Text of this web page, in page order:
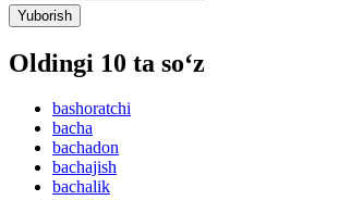
Yuborish
Oldingi 10 ta so‘z
bashoratchi
bacha
bachadon
bachajish
bachalik